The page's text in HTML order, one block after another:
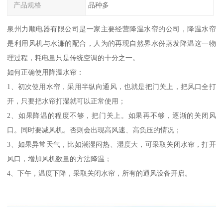
产品规格 品种多
泉州力顺电器有限公司是一家主要经营降温水帘的公司，降温水帘
是利用风机与水濂的配合，人为的再现自然界水份蒸发降温这一物
理过程，耗电量只是传统空调的十分之一。
如何正确使用降温水帘：
1、初次使用水帘，采用半纵向通风，也就是把门关上，把风口全打
开，只要把水帘打湿就可以正常使用；
2、如果降温的程度不够，把门关上。如果再不够，逐渐的关闭风
口。同时要减风机。否则会出现高风速、高负压的情况；
3、如果异常天气，比如潮湿闷热、湿度大，可采取关闭水帘，打开
风口，增加风机数量的方法降温；
4、下午，温度下降，采取关闭水帘，所有的通风设备开启。